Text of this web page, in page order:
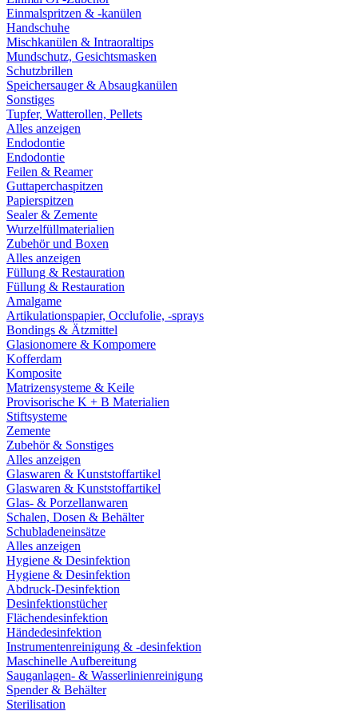
Einmalspritzen & -kanülen
Handschuhe
Mischkanülen & Intraoraltips
Mundschutz, Gesichtsmasken
Schutzbrillen
Speichersauger & Absaugkanülen
Sonstiges
Tupfer, Watterollen, Pellets
Alles anzeigen
Endodontie
Endodontie
Feilen & Reamer
Guttaperchaspitzen
Papierspitzen
Sealer & Zemente
Wurzelfüllmaterialien
Zubehör und Boxen
Alles anzeigen
Füllung & Restauration
Füllung & Restauration
Amalgame
Artikulationspapier, Occlufolie, -sprays
Bondings & Ätzmittel
Glasionomere & Kompomere
Kofferdam
Komposite
Matrizensysteme & Keile
Provisorische K + B Materialien
Stiftsysteme
Zemente
Zubehör & Sonstiges
Alles anzeigen
Glaswaren & Kunststoffartikel
Glaswaren & Kunststoffartikel
Glas- & Porzellanwaren
Schalen, Dosen & Behälter
Schubladeneinsätze
Alles anzeigen
Hygiene & Desinfektion
Hygiene & Desinfektion
Abdruck-Desinfektion
Desinfektionstücher
Flächendesinfektion
Händedesinfektion
Instrumentenreinigung & -desinfektion
Maschinelle Aufbereitung
Sauganlagen- & Wasserlinienreinigung
Spender & Behälter
Sterilisation